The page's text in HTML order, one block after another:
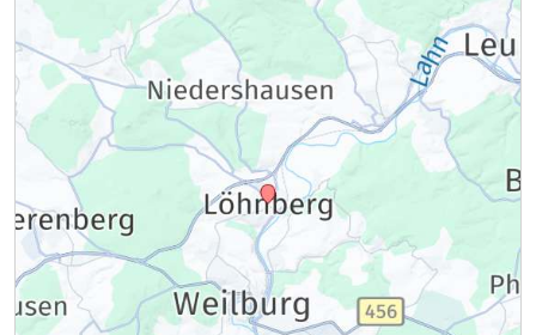
Ausstattung
Zusatznächte